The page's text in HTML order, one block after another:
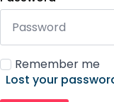
Remember me
Lost your